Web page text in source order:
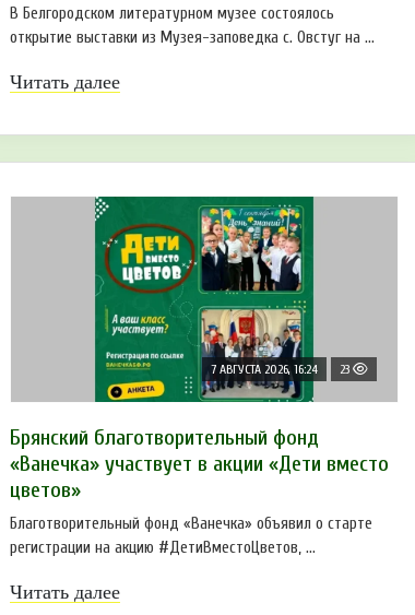
В Белгородском литературном музее состоялось
открытие выставки из Музея-заповедка с. Овстуг на ...
Читать далее
7 АВГУСТА 2026, 16:24 23
Брянский благотворительный фонд
«Ванечка» участвует в акции «Дети вместо
цветов»
Благотворительный фонд «Ванечка» объявил о старте
регистрации на акцию #ДетиВместоЦветов, ...
Читать далее